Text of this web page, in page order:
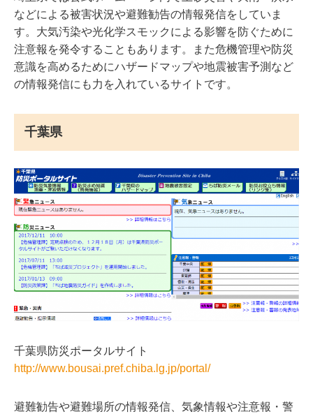
などによる被害状況や避難勧告の情報発信をしていま
す。大気汚染や光化学スモックによる影響を防ぐために
注意報を発令することもあります。また危機管理や防災
意識を高めるためにハザードマップや地震被害予測など
の情報発信にも力を入れているサイトです。
千葉県
千葉県防災ポータルサイト
http://www.bousai.pref.chiba.lg.jp/portal/
避難勧告や避難場所の情報発信、気象情報や注意報・警